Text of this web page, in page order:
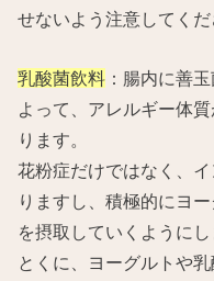
せないよう注意してくだ
乳酸菌飲料 ：腸内に善
よって、アレルギー体
ります。
花粉症だけではなく、
りますし、積極的にヨ
を摂取していくようにし
とくに、ヨーグルトや